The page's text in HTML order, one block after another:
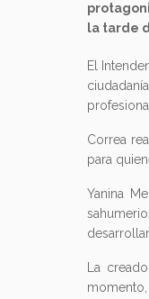
la tarde
El
Correa
para
Yanina
La